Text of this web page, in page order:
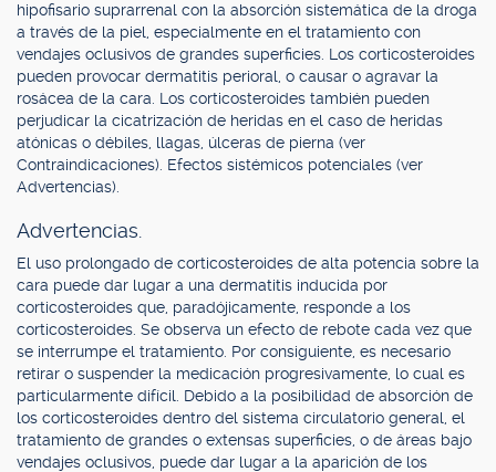
hipofisario suprarrenal con la absorción sistemática de la droga
a través de la piel, especialmente en el tratamiento con
vendajes oclusivos de grandes superficies. Los corticosteroides
pueden provocar dermatitis perioral, o causar o agravar la
rosácea de la cara. Los corticosteroides también pueden
perjudicar la cicatrización de heridas en el caso de heridas
atónicas o débiles, llagas, úlceras de pierna (ver
Contraindicaciones). Efectos sistémicos potenciales (ver
Advertencias).
Advertencias.
El uso prolongado de corticosteroides de alta potencia sobre la
cara puede dar lugar a una dermatitis inducida por
corticosteroides que, paradójicamente, responde a los
corticosteroides. Se observa un efecto de rebote cada vez que
se interrumpe el tratamiento. Por consiguiente, es necesario
retirar o suspender la medicación progresivamente, lo cual es
particularmente difícil. Debido a la posibilidad de absorción de
los corticosteroides dentro del sistema circulatorio general, el
tratamiento de grandes o extensas superficies, o de áreas bajo
vendajes oclusivos, puede dar lugar a la aparición de los